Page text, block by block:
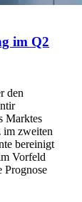
im Q2
den
Marktes
im zweiten
bereinigt
Vorfeld
Prognose